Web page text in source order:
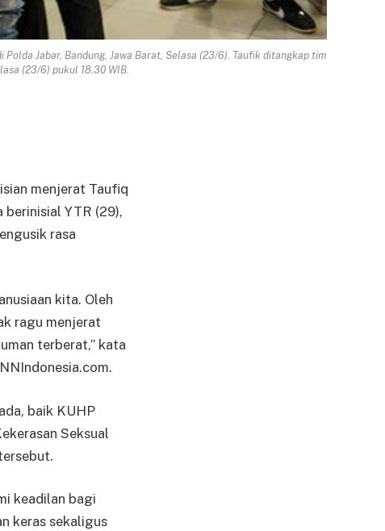
Jabar, Bandung, Jawa Barat, Selasa (23/6). Taufik ditangkap tim
(23/6) pukul 18.30 WIB.
menjerat Taufiq
berinisial YTR (29),
rasa
kita. Oleh
ragu menjerat
terberat,” kata
baik KUHP
Seksual
keadilan bagi
keras sekaligus